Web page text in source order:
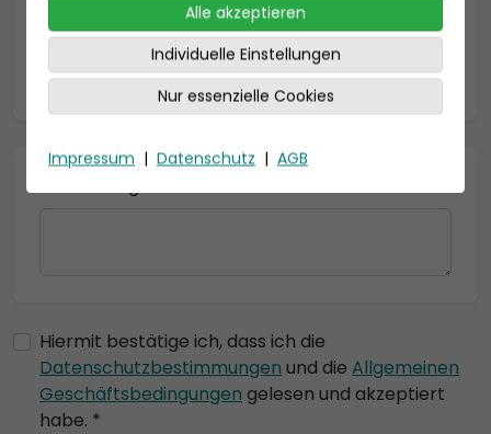
* = Pflichtfelder
Hiermit bestätige ich, dass ich die
Datenschutzbestimmungen und die Allgemeinen
Geschäftsbedingungen gelesen und akzeptiert
habe. *
Alle akzeptieren
Individuelle Einstellungen
Nur essenzielle Cookies
Impressum | Datenschutz | AGB